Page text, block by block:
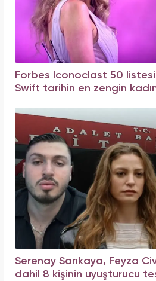
Forbes Iconoclast 50 listesi
Swift tarihin en zengin
Serenay Sarıkaya, Feyza
dahil 8 kişinin uyuşturucu